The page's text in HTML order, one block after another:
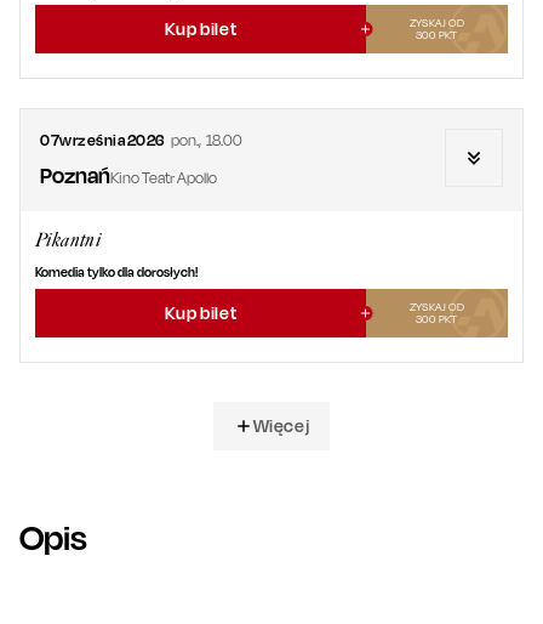
Kup bilet
ZYSKAJ OD
300 PKT
07września2026 pon., 18.00
PoznańKino Teatr Apollo
Pikantni
Komedia tylko dla dorosłych!
Kup bilet
ZYSKAJ OD
300 PKT
Więcej
Opis